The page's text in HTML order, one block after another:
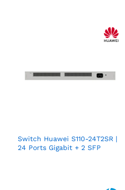
Switch Huawei S110-24T2SR |
24 Ports Gigabit + 2 SFP